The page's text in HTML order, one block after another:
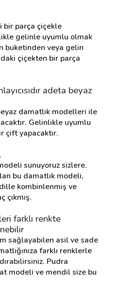
bir parça çiçekle
gelinle uyumlu olmak
buketinden veya gelin
çiçekten bir parça
adeta beyaz
damatlık modelleri ile
Gelinlikle uyumlu
çift yapacaktır.
sunuyoruz sizlere.
bu damatlık modeli,
kombinlenmiş ve
çıkmış.
farklı renkte
sağlayabilen asil ve sade
farklı renklerle
Pudra
modeli ve mendil size bu